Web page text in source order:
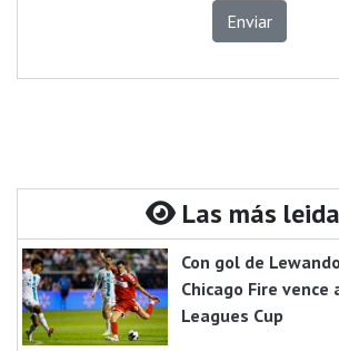
Enviar
Las más
Con gol de
Chicago Fire vence
Leagues Cup